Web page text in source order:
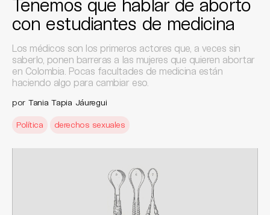
con estudiantes de medicina
Los médicos son los primeros actores que, a veces sin
saberlo, ponen barreras a las mujeres que quieren abortar
en Colombia. Pocas facultades de medicina están
haciendo algo para cambiar eso.
por Tania Tapia Jáuregui
Política derechos sexuales